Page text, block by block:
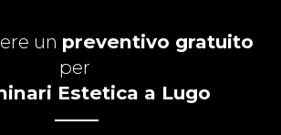
un preventivo gratuito
per
Estetica a Lugo